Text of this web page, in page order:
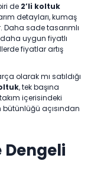
de 2’li koltuk
detayları, kumaş
Daha sade tasarımlı
uygun fiyatlı
fiyatlar artış
olarak mı satıldığı
, tek başına
içerisindeki
açısından
Dengeli